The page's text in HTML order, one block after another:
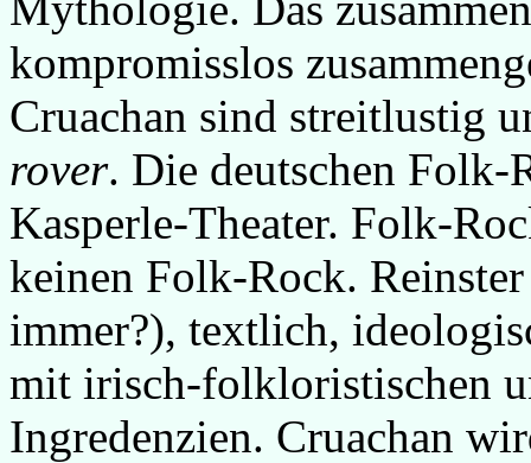
kompromisslos
Cruachan sind streitlustig
rover. Die deutschen Folk-
Kasperle-Theater. Folk-
keinen Folk-Rock.
immer?), textlich,
mit irisch-folkloristischen
Ingredenzien. Cruachan